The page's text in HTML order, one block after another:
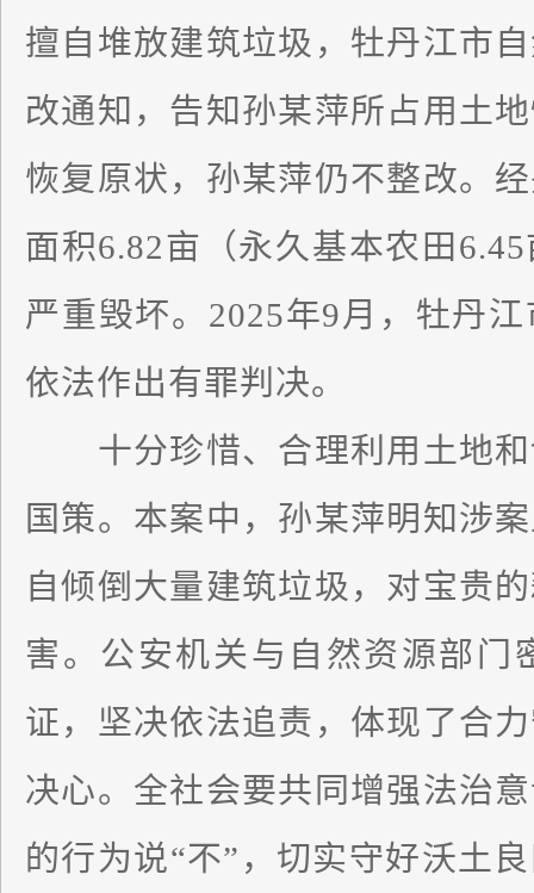
擅自堆放建筑垃圾，牡丹江市
改通知，告知孙某萍所占用土
恢复原状，孙某萍仍不整改。
面积6.82亩（永久基本农田
严重毁坏。2025年9月，牡丹
依法作出有罪判决。
十分珍惜、合理利用土地和
国策。本案中，孙某萍明知涉
自倾倒大量建筑垃圾，对宝贵
害。公安机关与自然资源部门
证，坚决依法追责，体现了合
决心。全社会要共同增强法治
的行为说“不”，切实守好沃土